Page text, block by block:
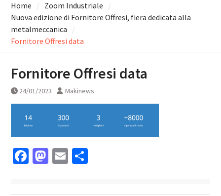
Home
Zoom Industriale
Nuova edizione di Fornitore Offresi, fiera dedicata alla
metalmeccanica
Fornitore Offresi data
Fornitore Offresi data
24/01/2023 Makinews
Facebook
Mastodon
EmailCondividi